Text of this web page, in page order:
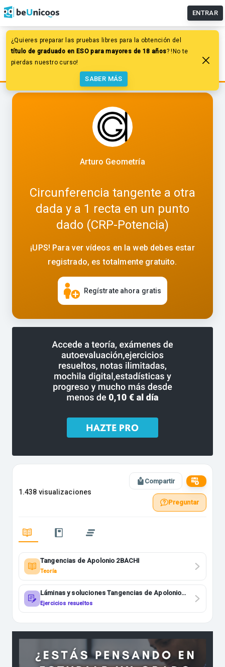
ENTRAR
¿Quieres preparar las pruebas libres para la obtención del
título de graduado en ESO para mayores de 18 años? !No te
pierdas nuestro curso!
SABER MÁS
Dibujo Tangencias
Tangencias por potencias
Circunferencia tangente a otra dada y a 1 recta en un
Arturo Geometría
Circunferencia tangente a otra
dada y a 1 recta en un punto
dado (CRP-Potencia)
¡UPS! Para ver vídeos en la web debes estar
registrado, es totalmente gratuito.
Regístrate ahora gratis
1.438 visualizaciones
Compartir
Preguntar
Tangencias de Apolonio 2BACHI
Teoría
Láminas y soluciones Tangencias de Apolonio
2BACHI
Ejercicios resueltos